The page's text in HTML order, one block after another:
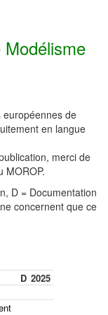
européennes de
en langue
merci de
MOROP.
D = Documentation
concernent que ce
D 2025